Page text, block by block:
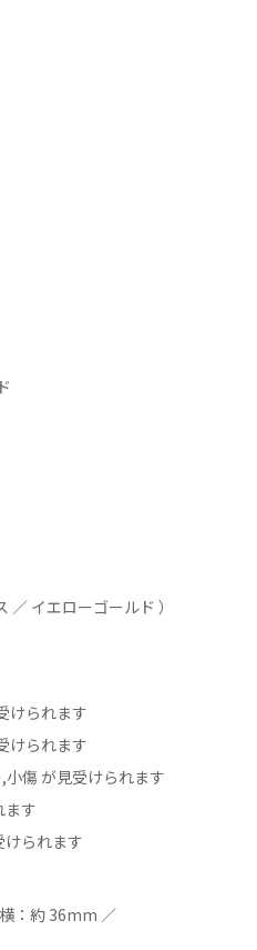
イエローゴールド ）
けられます
けられます
傷 が見受けられます
ます
られます
：約 36mm ／